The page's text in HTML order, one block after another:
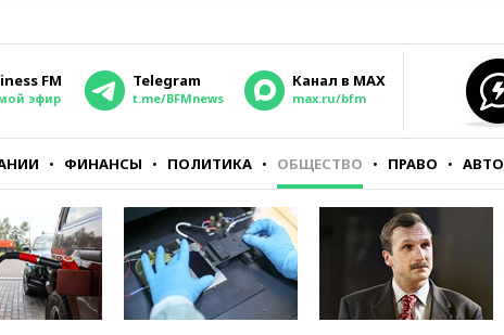
FM
эфир
Telegram
t.me/BFMnews
Канал в MAX
max.ru/bfm
ФИНАНСЫ ПОЛИТИКА ОБЩЕСТВО ПРАВО АВТО